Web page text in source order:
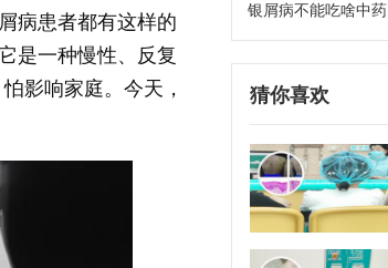
病患者都有这样的
是一种慢性、反复
影响家庭。今天，
银屑病不能吃啥中药
猜你喜欢